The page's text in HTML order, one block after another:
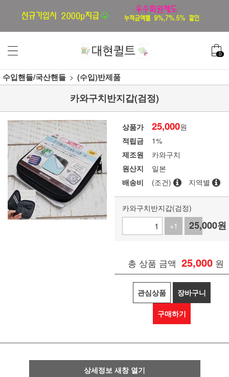
0
수입핸들/국산핸들 (수입)반제품
카와구치반지갑(검정)
상품가 25,000원
적립금
1%
제조원
카와구치
원산지
일본
배송비
(조건) 지역별
카와구치반지갑(검정)
+1
-1
25,000원
총 상품 금액 25,000 원
관심상품 장바구니
구매하기
상세정보 새창 열기